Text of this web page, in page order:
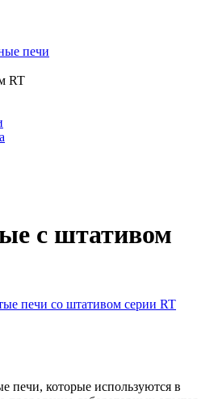
печи
RT
с штативом
печи, которые используются в